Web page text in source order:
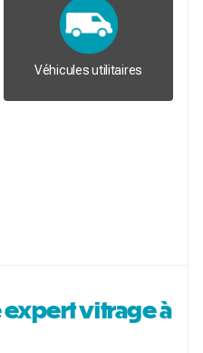
Véhicules utilitaires
vitrage à